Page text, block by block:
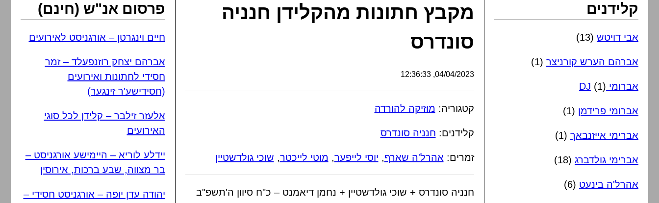
מקבץ חתונות מהקלידן חנניה
סונדרס
04/04/2023, 12:36:33
קטגוריה: מוזיקה להורדה
קלידנים: חנניה סונדרס
זמרים: אהרל'ה שארף, יוסי לייפער, מוטי לייכטר, שוכי גולדשטיין
חנניה סונדרס + שוכי גולדשטיין + נחמן דיאמנט – כ"ח סיוון ה'תשפ"ב
קלידנים
אבי דויטש (13)
אברהם הערש קורניצר (1)
אברומי DJ (1)
אברומי פרידמן (1)
אברימי אייזנבאך (1)
אברימי גולדברג (18)
אהרל'ה בינעט (6)
פרסום אנ"ש (חינם)
חיים וינגרטן – אורגניסט לאירועים
אברהם יצחק רוזנפעלד – זמר
חסידי לחתונות ואירועים
(חסידישע'ר זינגער)
אלעזר זילבר – קלידן לכל סוגי
האירועים
יידלע לוריא – היימישע אורגניסט –
בר מצווה, שבע ברכות, אירוסין
יהודה עדן יופה – אורגניסט חסידי –